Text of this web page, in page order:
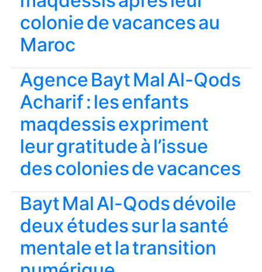
colonie de vacances au
Maroc
Agence Bayt Mal Al-Qods
Acharif : les enfants
maqdessis expriment
leur gratitude à l’issue
des colonies de vacances
Bayt Mal Al-Qods dévoile
deux études sur la santé
mentale et la transition